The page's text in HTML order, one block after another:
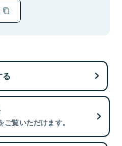
覧いただけます。